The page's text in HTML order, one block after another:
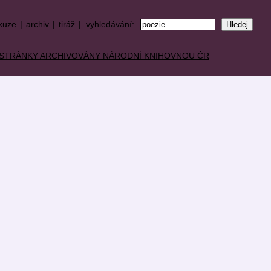
| archiv | tiráž | vyhledávání: